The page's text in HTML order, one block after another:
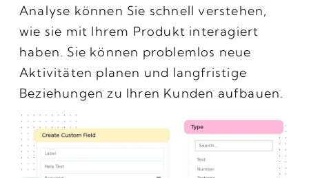
Analyse können Sie schnell verstehen,
wie sie mit Ihrem Produkt interagiert
haben. Sie können problemlos neue
Aktivitäten planen und langfristige
Beziehungen zu Ihren Kunden aufbauen.